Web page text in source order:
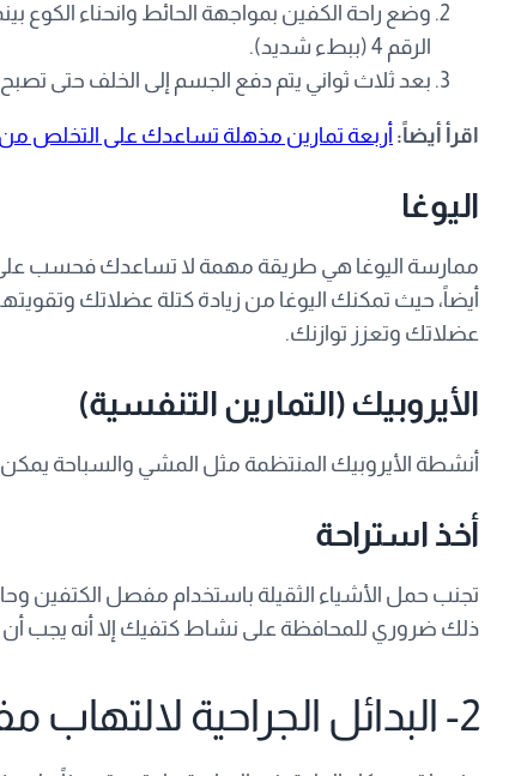
وضع راحة الكفين بمواجهة الحائط وانحناء الكوع
الرقم 4 (ببطء شديد).
بعد ثلاث ثواني يتم دفع الجسم إلى الخلف حتى
اقرأ أيضاً: أربعة تمارين مذهلة تساعدك على التخلص من
اليوغا
ممارسة اليوغا هي طريقة مهمة لا تساعدك فحسب على
أيضاً، حيث تمكنك اليوغا من زيادة كتلة عضلاتك
عضلاتك وتعزز توازنك.
الأيروبيك (التمارين التنفسية)
أنشطة الأيروبيك المنتظمة مثل المشي والسباحة
أخذ استراحة
تجنب حمل الأشياء الثقيلة باستخدام مفصل الكتفين
ذلك ضروري للمحافظة على نشاط كتفيك إلا أنه يجب أن
2- البدائل الجراحية لالتهاب مفصل الكتف